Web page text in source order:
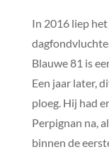
In 2016 liep
Blauwe 81 is
Een jaar later,
ploeg. Hij had
Perpignan na,
binnen de